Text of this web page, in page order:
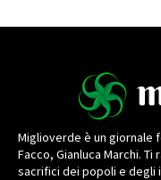
Miglioverde è un giornale
Facco, Gianluca Marchi.
sacrifici dei popoli e degli